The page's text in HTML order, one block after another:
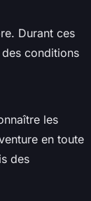
Durant ces
conditions
les
en toute
des